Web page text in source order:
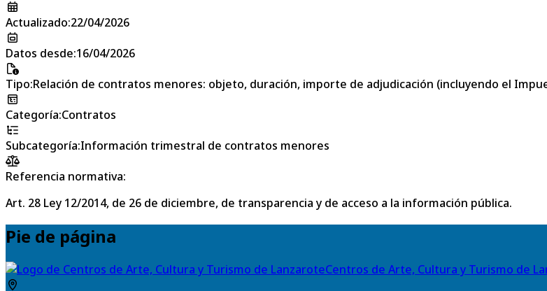
Actualizado:22/04/2026
Datos desde:16/04/2026
Tipo:Relación de contratos menores: objeto, duración, importe de adjudicación (incluyendo el
Categoría:Contratos
Subcategoría:Información trimestral de contratos menores
Referencia normativa:
Art. 28 Ley 12/2014, de 26 de diciembre, de transparencia y de acceso a la información pública.
Pie de página
Centros de Arte, Cultura y Turismo de